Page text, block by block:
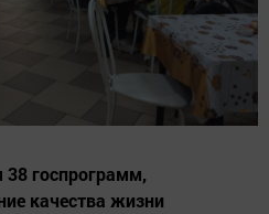
38 госпрограмм,
качества жизни